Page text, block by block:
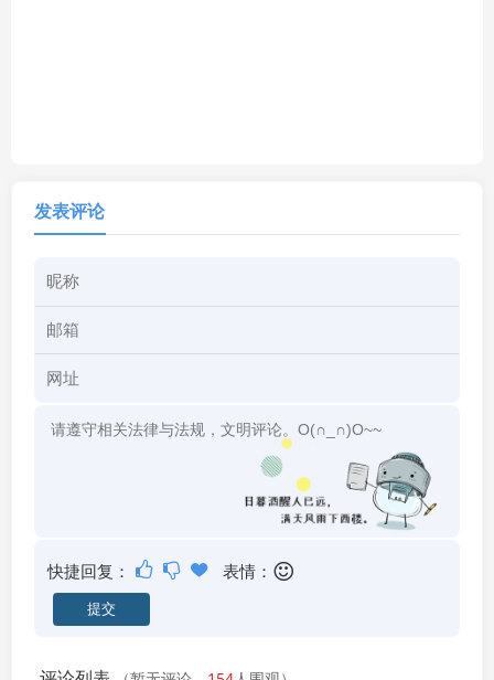
发表评论
快捷回复： 表情：